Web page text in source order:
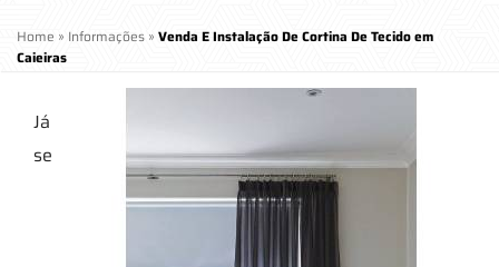
Home » Informações » Venda E Instalação De Cortina De Tecido em
Caieiras
Já
se